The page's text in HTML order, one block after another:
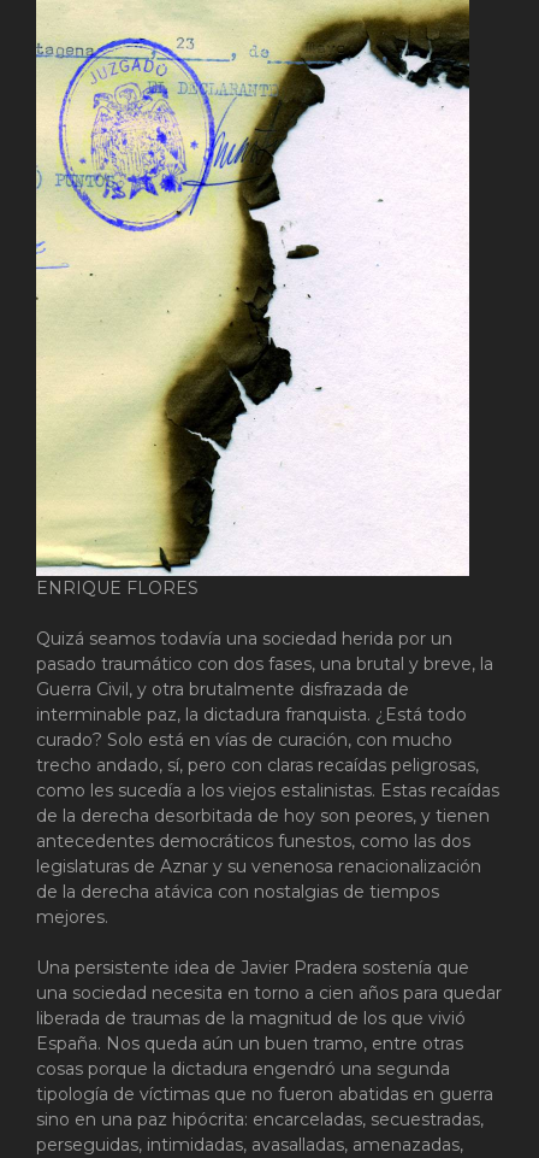
ENRIQUE FLORES
Quizá seamos todavía una sociedad herida por un
pasado traumático con dos fases, una brutal y breve, la
Guerra Civil, y otra brutalmente disfrazada de
interminable paz, la dictadura franquista. ¿Está todo
curado? Solo está en vías de curación, con mucho
trecho andado, sí, pero con claras recaídas peligrosas,
como les sucedía a los viejos estalinistas. Estas recaídas
de la derecha desorbitada de hoy son peores, y tienen
antecedentes democráticos funestos, como las dos
legislaturas de Aznar y su venenosa renacionalización
de la derecha atávica con nostalgias de tiempos
mejores.
Una persistente idea de Javier Pradera sostenía que
una sociedad necesita en torno a cien años para quedar
liberada de traumas de la magnitud de los que vivió
España. Nos queda aún un buen tramo, entre otras
cosas porque la dictadura engendró una segunda
tipología de víctimas que no fueron abatidas en guerra
sino en una paz hipócrita: encarceladas, secuestradas,
perseguidas, intimidadas, avasalladas, amenazadas,